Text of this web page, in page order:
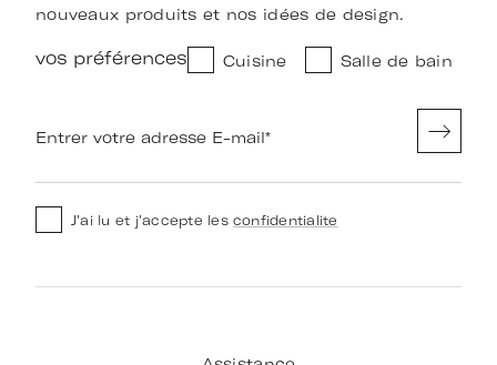
nouveaux produits et nos idées de design.
vos préférences Cuisine Salle de bain
Entrer votre adresse E-mail*
J'ai lu et j'accepte les confidentialite